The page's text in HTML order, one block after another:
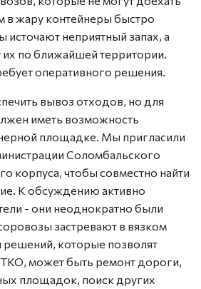
жару контейнеры быстро
источают неприятный запах, а
их по ближайшей территории.
оперативного решения.
вывоз отходов, но для
иметь возможность
площадке. Мы пригласили
Соломбальского
корпуса, чтобы совместно найти
К обсуждению активно
- они неоднократно были
застревают в вязком
которые позволят
может быть ремонт дороги,
площадок, поиск других